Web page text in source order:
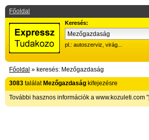
Főoldal
Keresés:
pl.: autoszerviz, virág...
Főoldal » keresés: Mezőgazdaság
3083 találat Mezőgazdaság kifejezésre
További hasznos információk a www.kozuleti.com "